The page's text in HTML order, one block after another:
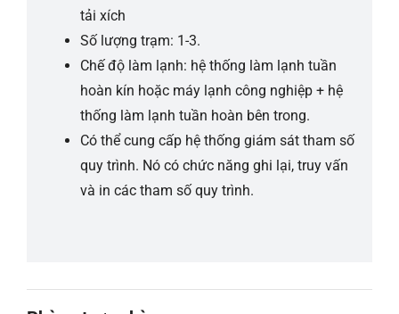
tải xích
Số lượng trạm: 1-3.
Chế độ làm lạnh: hệ thống làm lạnh tuần
hoàn kín hoặc máy lạnh công nghiệp + hệ
thống làm lạnh tuần hoàn bên trong.
Có thể cung cấp hệ thống giám sát tham số
quy trình. Nó có chức năng ghi lại, truy vấn
và in các tham số quy trình.